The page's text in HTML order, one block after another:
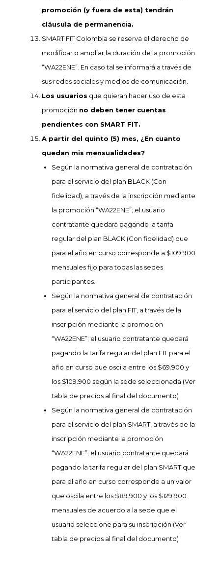
promoción (y fuera de esta) tendrán
cláusula de permanencia.
SMART FIT Colombia se reserva el derecho de
modificar o ampliar la duración de la promoción
“WA22ENE”. En caso tal se informará a través de
sus redes sociales y medios de comunicación.
Los usuarios que quieran hacer uso de esta
promoción no deben tener cuentas
pendientes con SMART FIT.
A partir del quinto (5) mes, ¿En cuanto
quedan mis mensualidades?
Según la normativa general de contratación
para el servicio del plan BLACK (Con
fidelidad), a través de la inscripción mediante
la promoción “WA22ENE”; el usuario
contratante quedará pagando la tarifa
regular del plan BLACK (Con fidelidad) que
para el año en curso corresponde a $109.900
mensuales fijo para todas las sedes
participantes.
Según la normativa general de contratación
para el servicio del plan FIT, a través de la
inscripción mediante la promoción
“WA22ENE”; el usuario contratante quedará
pagando la tarifa regular del plan FIT para el
año en curso que oscila entre los $69.900 y
los $109.900 según la sede seleccionada (Ver
tabla de precios al final del documento)
Según la normativa general de contratación
para el servicio del plan SMART, a través de la
inscripción mediante la promoción
“WA22ENE”; el usuario contratante quedará
pagando la tarifa regular del plan SMART que
para el año en curso corresponde a un valor
que oscila entre los $89.900 y los $129.900
mensuales de acuerdo a la sede que el
usuario seleccione para su inscripción (Ver
tabla de precios al final del documento)